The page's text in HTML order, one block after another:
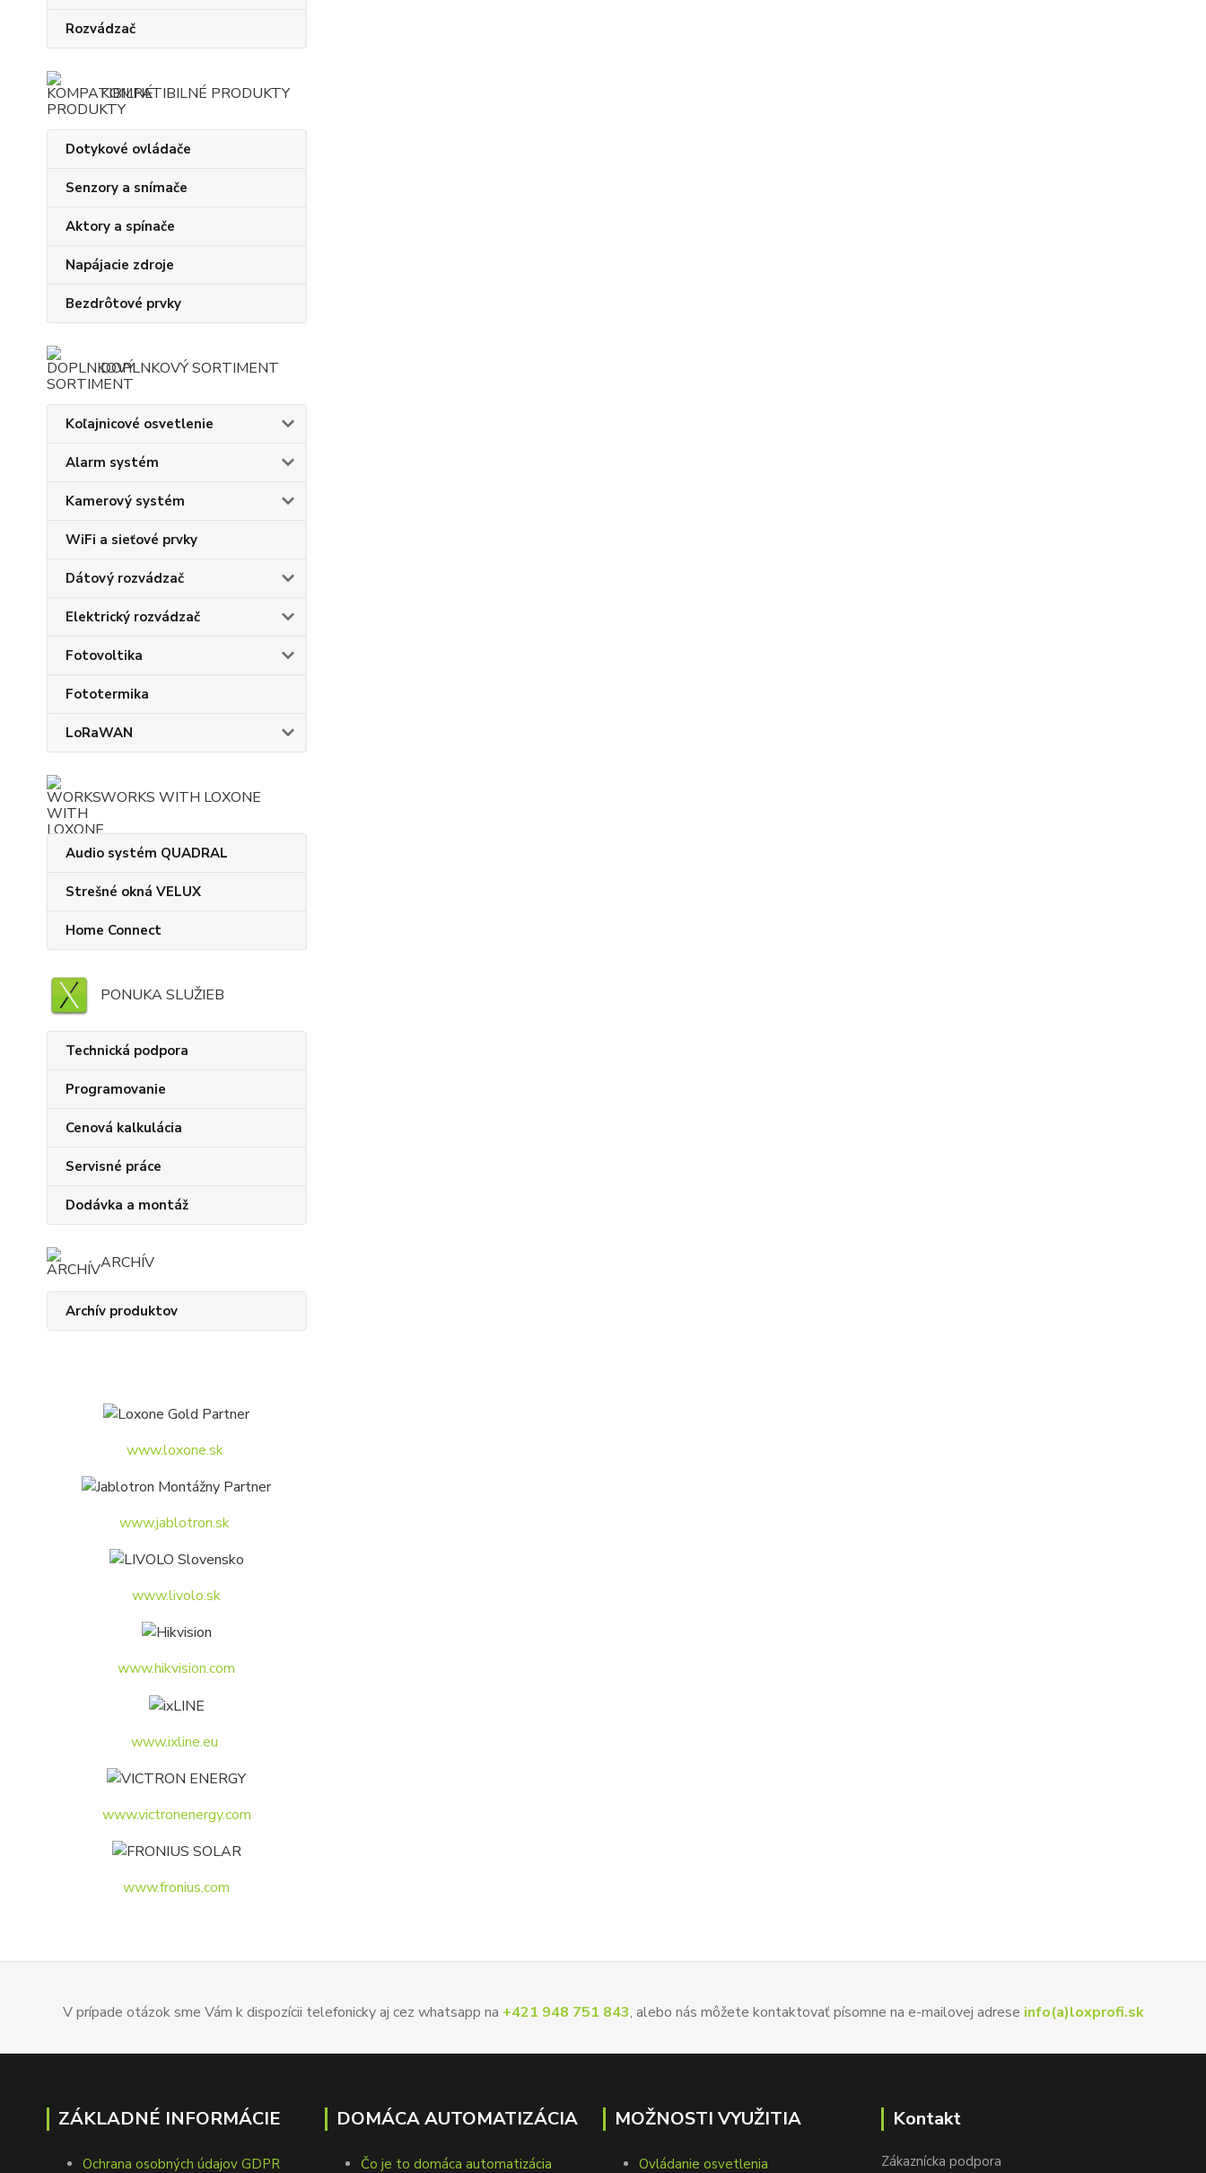
Rozvádzač
KOMPATIBILNÉ PRODUKTY
Dotykové ovládače
Senzory a snímače
Aktory a spínače
Napájacie zdroje
Bezdrôtové prvky
DOPLNKOVÝ SORTIMENT
Koľajnicové osvetlenie
Alarm systém
Kamerový systém
WiFi a sieťové prvky
Dátový rozvádzač
Elektrický rozvádzač
Fotovoltika
Fototermika
LoRaWAN
WORKS WITH LOXONE
Audio systém QUADRAL
Strešné okná VELUX
Home Connect
PONUKA SLUŽIEB
Technická podpora
Programovanie
Cenová kalkulácia
Servisné práce
Dodávka a montáž
ARCHÍV
Archív produktov
www.loxone.sk
www.jablotron.sk
www.livolo.sk
www.hikvision.com
www.ixline.eu
www.victronenergy.com
www.fronius.com
V prípade otázok sme Vám k dispozícii telefonicky aj cez whatsapp na +421 948 751 843, alebo nás môžete kontaktovať písomne na e-mailovej adrese info(a)loxprofi.sk
ZÁKLADNÉ INFORMÁCIE
Ochrana osobných údajov GDPR
DOMÁCA AUTOMATIZÁCIA
Čo je to domáca automatizácia
MOŽNOSTI VYUŽITIA
Ovládanie osvetlenia
Kontakt
Zákaznícka podpora